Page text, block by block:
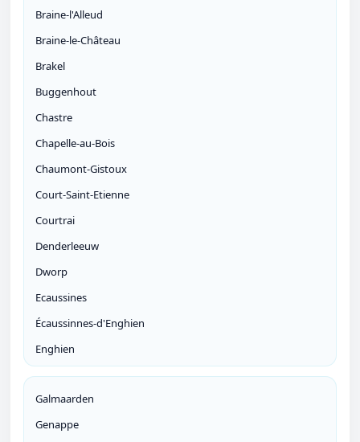
Braine-l'Alleud
Braine-le-Château
Brakel
Buggenhout
Chastre
Chapelle-au-Bois
Chaumont-Gistoux
Court-Saint-Etienne
Courtrai
Denderleeuw
Dworp
Ecaussines
Écaussinnes-d'Enghien
Enghien
Galmaarden
Genappe